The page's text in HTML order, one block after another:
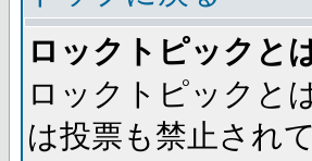
ロックトピックと
ロックトピックと
は投票も禁止され